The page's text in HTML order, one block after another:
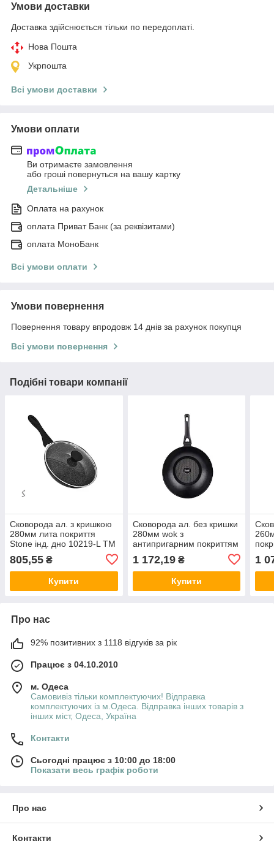
Умови доставки
Доставка здійснюється тільки по передоплаті.
Нова Пошта
Укрпошта
Всі умови доставки
Умови оплати
Ви отримаєте замовлення
або гроші повернуться на вашу картку
Детальніше
Оплата на рахунок
оплата Приват Банк (за реквізитами)
оплата МоноБанк
Всі умови оплати
Умови повернення
Повернення товару впродовж 14 днів за рахунок покупця
Всі умови повернення
Подібні товари компанії
Сковорода ал. з кришкою
280мм лита покриття
Stone інд. дно 10219-L ТМ
805,55 ₴
Купити
Сковорода ал. без кришки
280мм wok з
антипригарним покриттям
1 172,19₴
Купити
1
Про нас
92% позитивних з 1118 відгуків за рік
Працює з 04.10.2010
м. Одеса
Самовивіз тільки комплектуючих! Відправка
комплектуючих із м.Одеса. Відправка інших товарів з
інших міст, Одеса, Україна
Контакти
Сьогодні працює з 10:00 до 18:00
Показати весь графік роботи
Про нас
Контакти